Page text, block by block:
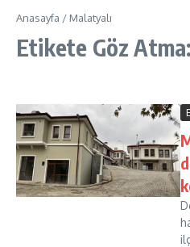
Anasayfa / Malatyalı
Etikete Göz